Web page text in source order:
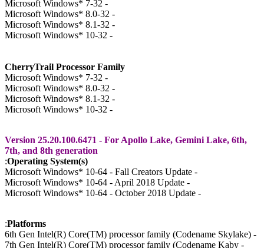
CherryTrail Processor Family
Version 25.20.100.6471 - For Apollo Lake, Gemini Lake,
7th, and 8th generation
Operating System(s)
:
Platforms
:
- 7th Gen Intel(R) Core(TM) processor family (Codename Kaby